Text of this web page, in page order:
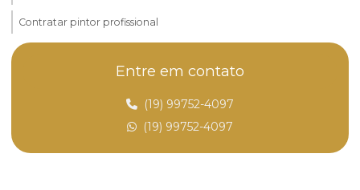
Contratar pintor profissional
Empreiteira em campinas
Empreiteira de obras
Empreiteira para pequenas obras
Empresa de construção em campinas
Entre em contato
(19) 99752-4097
(19) 99752-4097